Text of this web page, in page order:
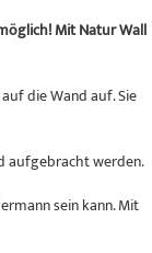
Mit Natur Wall
die Wand auf. Sie
aufgebracht werden.
sein kann. Mit